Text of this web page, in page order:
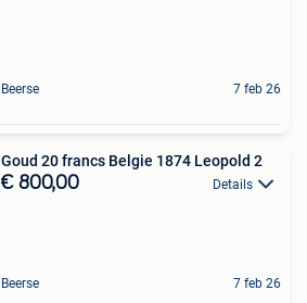
Beerse 7 feb 26
Goud 20 francs Belgie 1874 Leopold 2
€ 800,00 Details
Beerse 7 feb 26